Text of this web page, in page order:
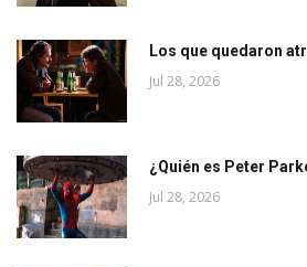
Los que quedaron
Jul 28, 2026
¿Quién es Peter
Jul 28, 2026